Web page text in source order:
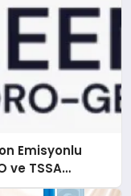
Emisyonlu
ve TSSA